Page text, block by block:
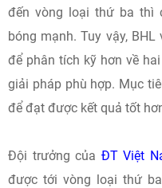
đến vòng loại thứ ba thì
bóng mạnh. Tuy vậy,
để phân tích kỹ hơn về
giải pháp phù hợp. Mục
để đạt được kết quả tốt
Đội trưởng của ĐT Việt
được tới vòng loại thứ